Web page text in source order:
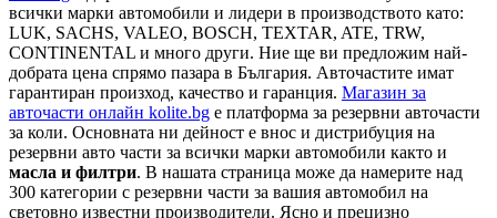
всички марки автомобили и лидери в производството като:
LUK, SACHS, VALEO, BOSCH, TEXTAR, ATE, TRW,
CONTINENTAL и много други. Ние ще ви предложим най-
добрата цена спрямо пазара в България. Авточастите имат
гарантиран произход, качество и гаранция. Магазин за
авточасти онлайн kolite.bg е платформа за резервни авточасти
за коли. Основната ни дейност е внос и дистрибуция на
резервни авто части за всички марки автомобили както и
масла и филтри. В нашата страница може да намерите над
300 категории с резервни части за вашия автомобил на
световно известни производители. Ясно и прецизно